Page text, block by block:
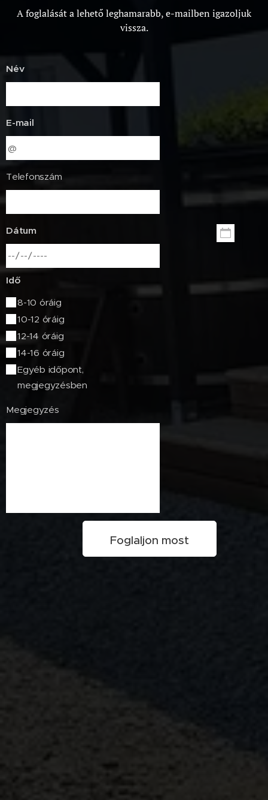
A foglalását a lehető leghamarabb, e-mailben igazoljuk
vissza.
Név
E-mail
Telefonszám
Dátum
Idő
8-10 óráig
10-12 óráig
12-14 óráig
14-16 óráig
Egyéb időpont,
megjegyzésben
Megjegyzés
Foglaljon most